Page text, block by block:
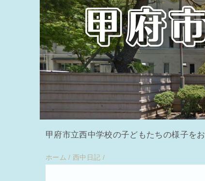
甲府市立西中学校の子どもたちの様子をお
ホーム /西中日記 /